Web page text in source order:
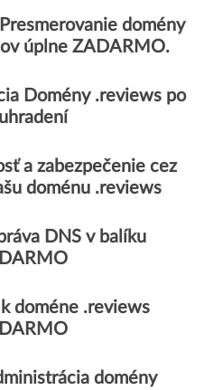
domény
úplne ZADARMO.
Domény .reviews po
a zabezpečenie cez
doménu .reviews
DNS v balíku
doméne .reviews
domény